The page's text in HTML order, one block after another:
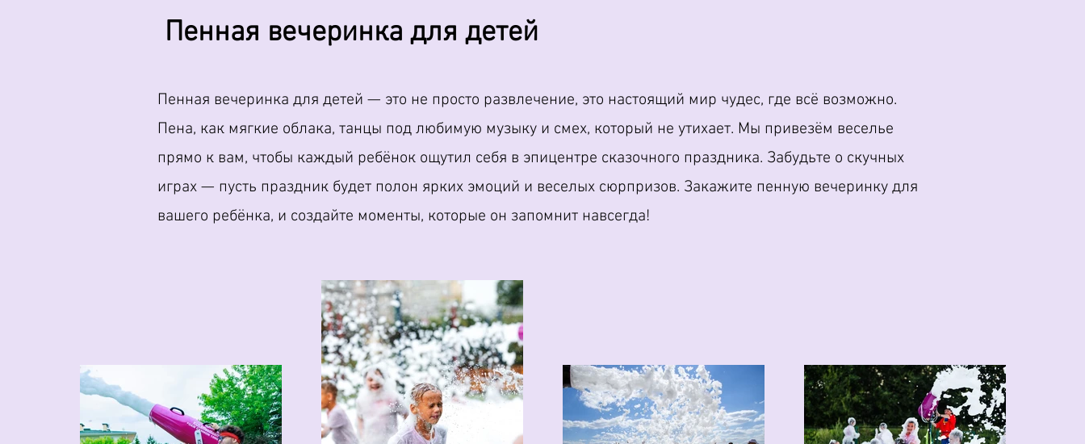
Пенная вечеринка для детей
Пенная вечеринка для детей — это не просто развлечение, это настоящий мир чудес, где всё возможно.
Пена, как мягкие облака, танцы под любимую музыку и смех, который не утихает. Мы привезём веселье
прямо к вам, чтобы каждый ребёнок ощутил себя в эпицентре сказочного праздника. Забудьте о скучных
играх — пусть праздник будет полон ярких эмоций и веселых сюрпризов. Закажите пенную вечеринку для
вашего ребёнка, и создайте моменты, которые он запомнит навсегда!